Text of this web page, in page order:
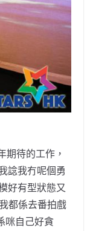
期待的工作，
諗我冇呢個勇
好有型狀態又
都係去番拍戲
咪自己好貪